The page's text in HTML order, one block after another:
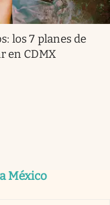
los 7 planes de
en CDMX
México